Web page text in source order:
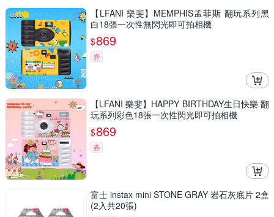
【LFANI 樂斐】MEMPHIS孟菲斯 翻玩系列黑
白18張一次性無閃光即可拍相機
$869
券
【LFANI 樂斐】HAPPY BIRTHDAY生日快樂 翻
玩系列彩色18張一次性閃光即可拍相機
$869
券
富士 instax mini STONE GRAY 岩石灰底片 2盒
(2入共20張)